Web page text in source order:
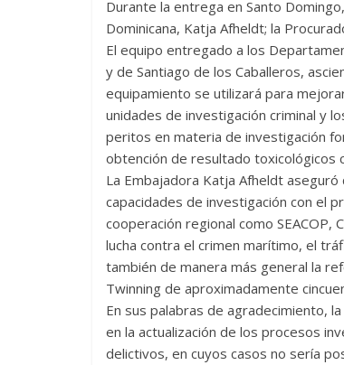
Durante la entrega en Santo
Dominicana, Katja Afheldt; la
El equipo entregado a los
y de Santiago de los Caballeros,
equipamiento se utilizará para
unidades de investigación criminal y
peritos en materia de investigación
obtención de resultado toxicológicos
La Embajadora Katja Afheldt aseguró
capacidades de investigación con el
cooperación regional como
lucha contra el crimen marítimo, el
también de manera más general la
Twinning de aproximadamente
En sus palabras de agradecimiento,
en la actualización de los procesos
delictivos, en cuyos casos no sería